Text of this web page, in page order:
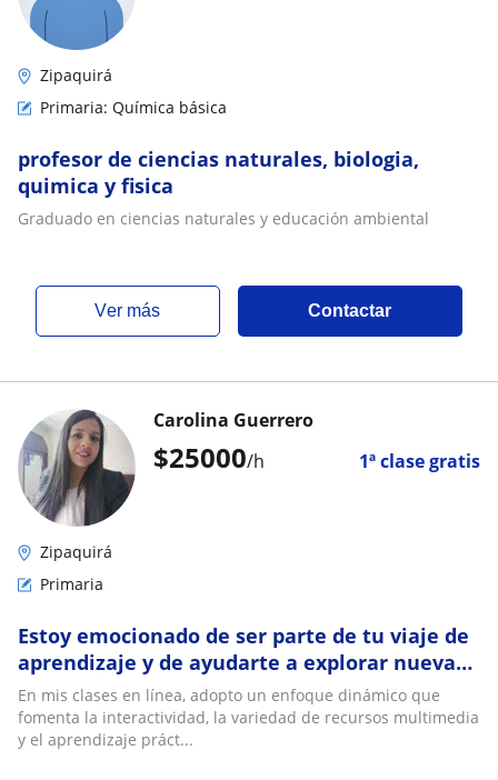
Zipaquirá
Primaria: Química básica
profesor de ciencias naturales, biologia,
quimica y fisica
Graduado en ciencias naturales y educación ambiental
ver más Contactar
$25000/h 1ª clase gratis
Carolina Guerrero
Zipaquirá
Primaria
Estoy emocionado de ser parte de tu viaje de
aprendizaje y de ayudarte a explorar nuevas
ideas y conceptos. Con mi enfoque
personalizado y mi pasión por enseñar,
juntos vamos a hacer grandes avances en tu
En mis clases en línea, adopto un enfoque dinámico que
fomenta la interactividad, la variedad de recursos multimedia
y el aprendizaje práct...